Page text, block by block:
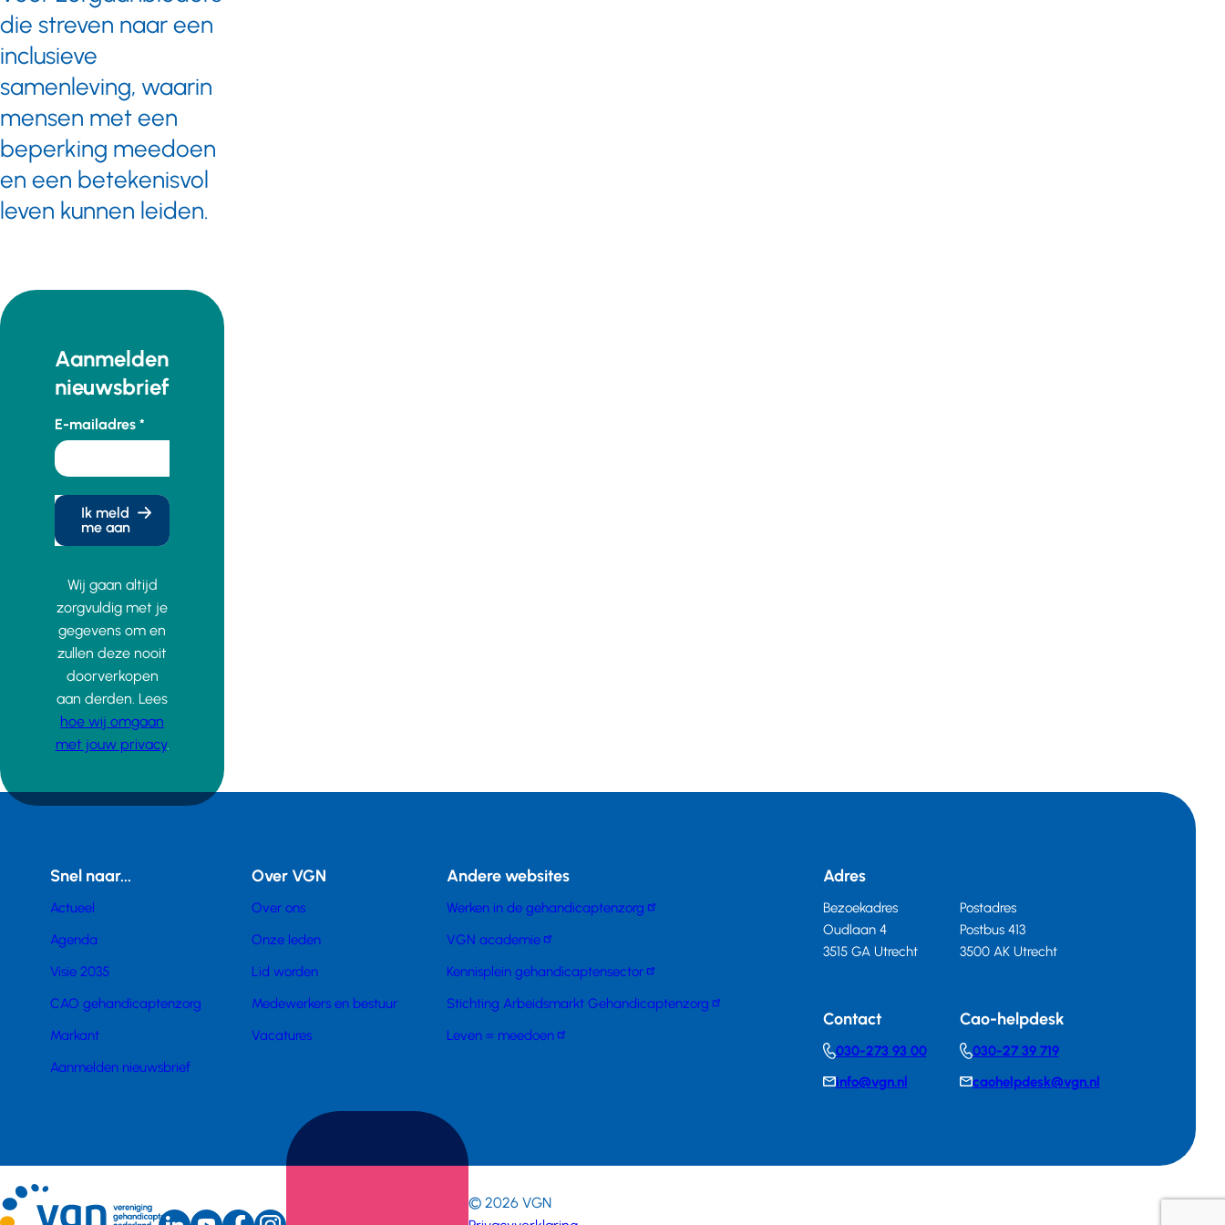
die streven naar een
inclusieve
samenleving, waarin
mensen met een
beperking meedoen
en een betekenisvol
leven kunnen leiden.
Aanmelden
nieuwsbrief
E-mailadres
Ik meld
me aan
Wij gaan altijd
zorgvuldig met je
gegevens om en
zullen deze nooit
doorverkopen
aan derden. Lees
hoe wij omgaan
met jouw privacy.
Snel naar...
Actueel
Agenda
Visie 2035
CAO gehandicaptenzorg
Markant
Aanmelden nieuwsbrief
Over VGN
Over ons
Onze leden
Lid worden
Medewerkers en bestuur
Vacatures
Andere websites
Werken in de gehandicaptenzorg
VGN academie
Kennisplein gehandicaptensector
Stichting Arbeidsmarkt Gehandicaptenzorg
Leven = meedoen
Adres
Bezoekadres
Oudlaan 4
3515 GA Utrecht
Postadres
Postbus 413
3500 AK Utrecht
Contact
Telephonenumber
030-273 93 00
E-info@vgn.nl
Cao-helpdesk
Telephonenumber
030-27 39 719
E-caohelpdesk@vgn.nl
© 2026 VGN